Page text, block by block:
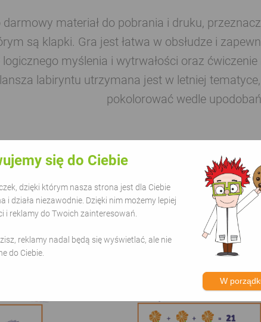
się do Ciebie
dzięki którym nasza strona jest dla Ciebie
i działa niezawodnie. Dzięki nim możemy lepiej
i reklamy do Twoich zainteresowań.
reklamy nadal będą się wyświetlać, ale nie
do Ciebie.
W
materiał do pobrania i druku,
są klapki. Gra jest łatwa w obsłudze i
myślenia i wytrwałości oraz
labiryntu utrzymana jest w letniej
pokolorować wedle
#plaża #zabawa #dla dzieci
- Lato